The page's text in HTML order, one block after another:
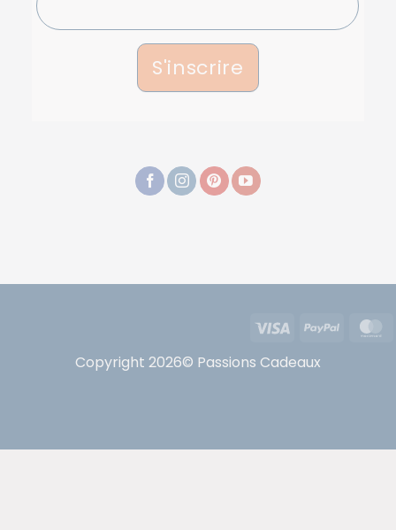
S'inscrire
Copyright 2026© Passions Cadeaux
Visa PayPal